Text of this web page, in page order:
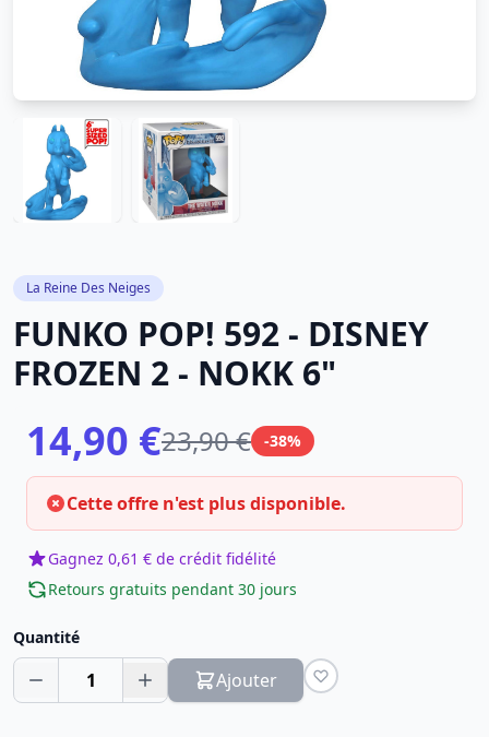
La Reine Des Neiges
FUNKO POP! 592 - DISNEY
FROZEN 2 - NOKK 6"
14,90 €23,90 € -38%
Cette offre n'est plus disponible.
Gagnez 0,61 € de crédit fidélité
Retours gratuits pendant 30 jours
Quantité
1 Ajouter